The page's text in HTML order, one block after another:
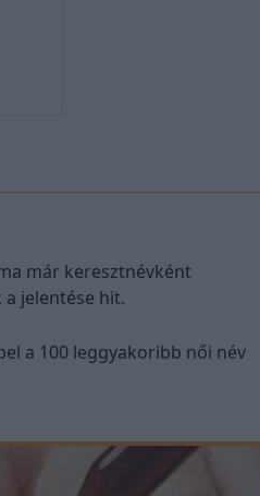
már keresztnévként
jelentése hit.
a 100 leggyakoribb női név